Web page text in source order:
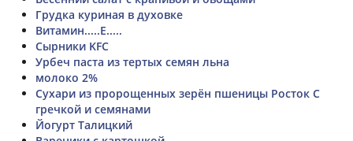
Грудка куриная в духовке
Витамин.....Е.....
Сырники KFC
Урбеч паста из тертых семян льна
молоко 2%
Сухари из пророщенных зерён пшеницы Росток С
гречкой и семянами
Йогурт Талицкий